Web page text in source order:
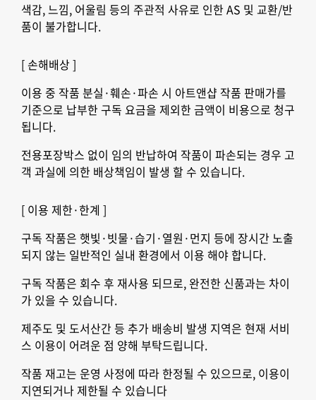
색감, 느낌, 어울림 등의 주관적 사유로 인한 AS 및 교환/반
품이 불가합니다.
[ 손해배상 ]
이용 중 작품 분실·훼손·파손 시 아트앤샵 작품 판매가를
기준으로 납부한 구독 요금을 제외한 금액이 비용으로 청구
됩니다.
전용포장박스 없이 임의 반납하여 작품이 파손되는 경우 고
객 과실에 의한 배상책임이 발생 할 수 있습니다.
[ 이용 제한·한계 ]
구독 작품은 햇빛·빗물·습기·열원·먼지 등에 장시간 노출
되지 않는 일반적인 실내 환경에서 이용 해야 합니다.
구독 작품은 회수 후 재사용 되므로, 완전한 신품과는 차이
가 있을 수 있습니다.
제주도 및 도서산간 등 추가 배송비 발생 지역은 현재 서비
스 이용이 어려운 점 양해 부탁드립니다.
작품 재고는 운영 사정에 따라 한정될 수 있으므로, 이용이
지연되거나 제한될 수 있습니다